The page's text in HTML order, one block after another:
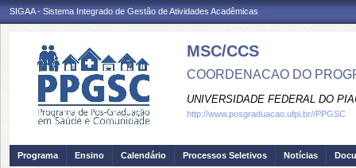
SIGAA - Sistema Integrado de Gestão de Atividades Acadêmicas
MSC/CCS
COORDENACAO DO
UNIVERSIDADE FEDERAL DO
http://www.posgraduacao.ufpi.br//PPGSC
Programa Ensino Calendário Processos Seletivos Notícias